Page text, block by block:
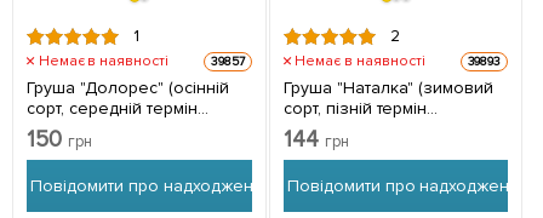
1
Немає в наявності 39857
Груша "Долорес" (осінній
сорт, середній термін
дозрівання) 1 саджанець в
упаковці
150 грн
Повідомити про надходження
2
Немає в наявності 39893
Груша "Наталка" (зимовий
сорт, пізній термін
дозрівання) 1 саджанець в
упаковці
144 грн
Повідомити про надходження